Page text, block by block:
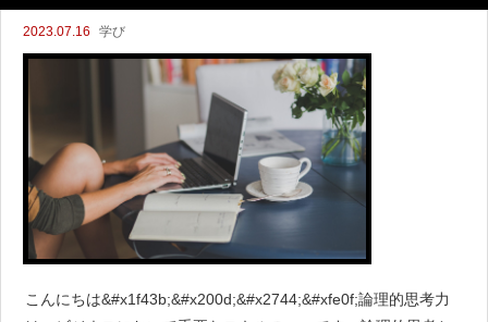
2023.07.16 学び
こんにちは&#x1f43b;&#x200d;&#x2744;&#xfe0f;論理的思考力